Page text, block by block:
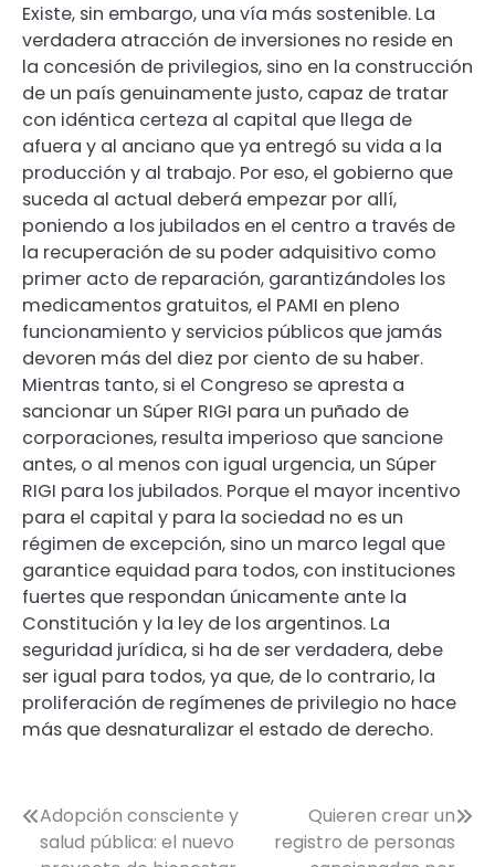
Existe, sin embargo, una vía más sostenible. La
verdadera atracción de inversiones no reside en
la concesión de privilegios, sino en la construcción
de un país genuinamente justo, capaz de tratar
con idéntica certeza al capital que llega de
afuera y al anciano que ya entregó su vida a la
producción y al trabajo. Por eso, el gobierno que
suceda al actual deberá empezar por allí,
poniendo a los jubilados en el centro a través de
la recuperación de su poder adquisitivo como
primer acto de reparación, garantizándoles los
medicamentos gratuitos, el PAMI en pleno
funcionamiento y servicios públicos que jamás
devoren más del diez por ciento de su haber.
Mientras tanto, si el Congreso se apresta a
sancionar un Súper RIGI para un puñado de
corporaciones, resulta imperioso que sancione
antes, o al menos con igual urgencia, un Súper
RIGI para los jubilados. Porque el mayor incentivo
para el capital y para la sociedad no es un
régimen de excepción, sino un marco legal que
garantice equidad para todos, con instituciones
fuertes que respondan únicamente ante la
Constitución y la ley de los argentinos. La
seguridad jurídica, si ha de ser verdadera, debe
ser igual para todos, ya que, de lo contrario, la
proliferación de regímenes de privilegio no hace
más que desnaturalizar el estado de derecho.
Navegación
Adopción consciente y
salud pública: el nuevo
Quieren crear un
registro de personas